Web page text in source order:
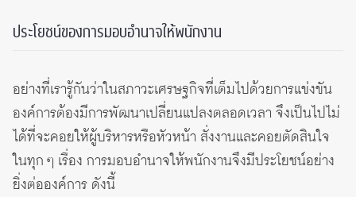
ประโยชน์ของการมอบอำนาจให้พนักงาน
อย่างที่เรารู้กันว่าในสภาวะเศรษฐกิจที่เต็มไปด้วยการแข่งขัน
องค์การต้องมีการพัฒนาเปลี่ยนแปลงตลอดเวลา จึงเป็นไปไม่
ได้ที่จะคอยให้ผู้บริหารหรือหัวหน้า สั่งงานและคอยตัดสินใจ
ในทุก ๆ เรื่อง การมอบอำนาจให้พนักงานจึงมีประโยชน์อย่าง
ยิ่งต่อองค์การ ดังนี้